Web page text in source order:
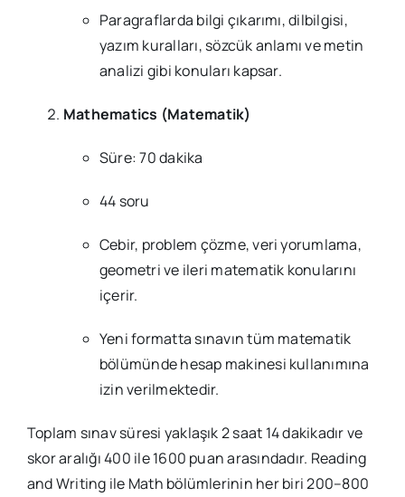
Paragraflarda bilgi çıkarımı, dilbilgisi,
yazım kuralları, sözcük anlamı ve metin
analizi gibi konuları kapsar.
Mathematics (Matematik)
Süre: 70 dakika
44 soru
Cebir, problem çözme, veri yorumlama,
geometri ve ileri matematik konularını
içerir.
Yeni formatta sınavın tüm matematik
bölümünde hesap makinesi kullanımına
izin verilmektedir.
Toplam sınav süresi yaklaşık 2 saat 14 dakikadır ve
skor aralığı 400 ile 1600 puan arasındadır. Reading
and Writing ile Math bölümlerinin her biri 200–800